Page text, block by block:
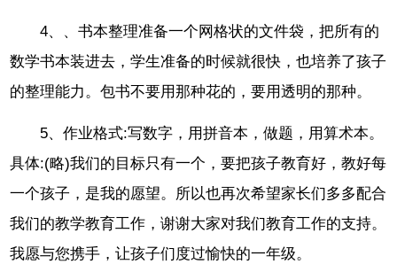
4、、书本整理准备一个网格状的文件袋，把所有的
数学书本装进去，学生准备的时候就很快，也培养了孩子
的整理能力。包书不要用那种花的，要用透明的那种。
5、作业格式:写数字，用拼音本，做题，用算术本。
具体:(略)我们的目标只有一个，要把孩子教育好，教好每
一个孩子，是我的愿望。所以也再次希望家长们多多配合
我们的教学教育工作，谢谢大家对我们教育工作的支持。
我愿与您携手，让孩子们度过愉快的一年级。